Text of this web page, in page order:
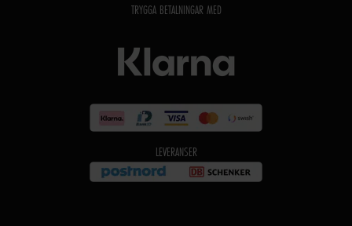
TRYGGA BETALNINGAR MED
LEVERANSER